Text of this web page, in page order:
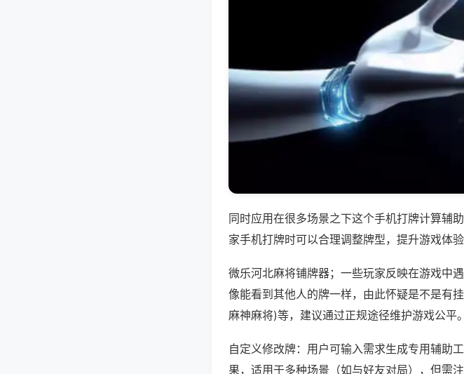
同时应用在很多场景之下这个手机打牌计算辅
家手机打牌时可以合理调整牌型，提升游戏体
微乐河北麻将铺牌器；一些玩家反映在游戏中
像能看到其他人的牌一样，由此怀疑是不是有
麻神麻将)等，建议通过正规途径维护游戏公平。
自定义修改牌：用户可输入需求生成专用辅助
果，适用于多种场景（如与好友对局），但需